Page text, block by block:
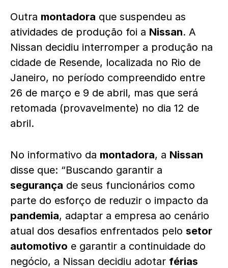
Outra montadora que suspendeu as
atividades de produção foi a Nissan. A
Nissan decidiu interromper a produção na
cidade de Resende, localizada no Rio de
Janeiro, no período compreendido entre
26 de março e 9 de abril, mas que será
retomada (provavelmente) no dia 12 de
abril.
No informativo da montadora, a Nissan
disse que: “Buscando garantir a
segurança de seus funcionários como
parte do esforço de reduzir o impacto da
pandemia, adaptar a empresa ao cenário
atual dos desafios enfrentados pelo setor
automotivo e garantir a continuidade do
negócio, a Nissan decidiu adotar férias